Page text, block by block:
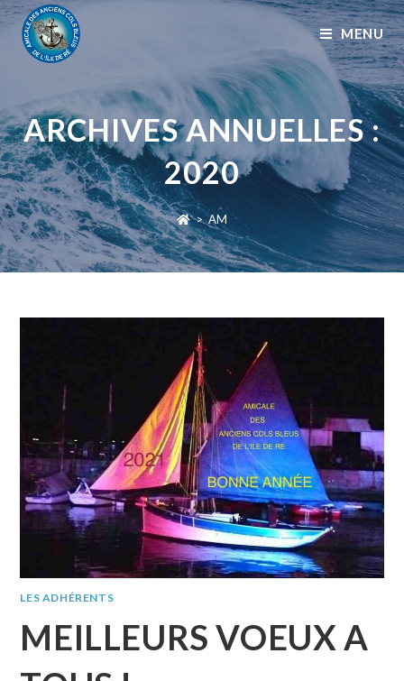
MENU
ARCHIVES ANNUELLES :
2020
> AM
LES ADHÉRENTS
MEILLEURS VOEUX A